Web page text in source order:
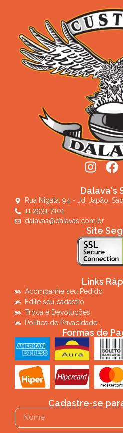
Dalava's
Rua Nigata, 94 - Jd. Japão,
11 2931-7101
dalavas@dalavas.com.br
Site
Links
Acompanhe seu Pedido
Edite seu cadastro
Troca e Devoluções
Política de Privacidade
Formas de
Cadastre-se